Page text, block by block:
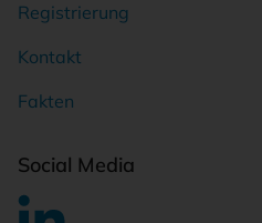
Registrierung
Kontakt
Fakten
Social Media